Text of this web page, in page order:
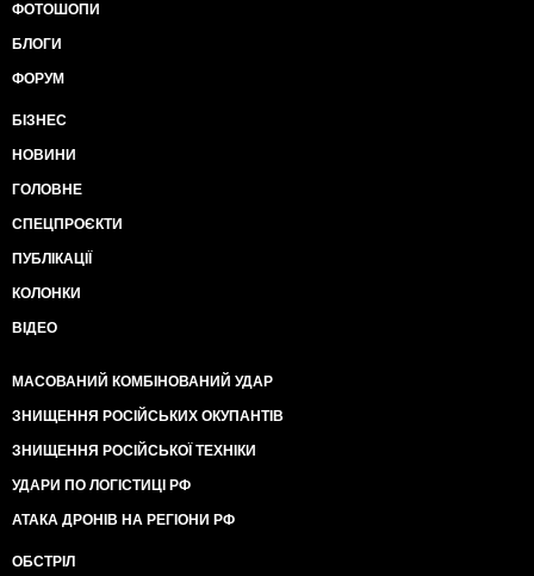
ФОТОШОПИ
БЛОГИ
ФОРУМ
БІЗНЕС
НОВИНИ
ГОЛОВНЕ
СПЕЦПРОЄКТИ
ПУБЛІКАЦІЇ
КОЛОНКИ
ВІДЕО
МАСОВАНИЙ КОМБІНОВАНИЙ УДАР
ЗНИЩЕННЯ РОСІЙСЬКИХ ОКУПАНТІВ
ЗНИЩЕННЯ РОСІЙСЬКОЇ ТЕХНІКИ
УДАРИ ПО ЛОГІСТИЦІ РФ
АТАКА ДРОНІВ НА РЕГІОНИ РФ
ОБСТРІЛ